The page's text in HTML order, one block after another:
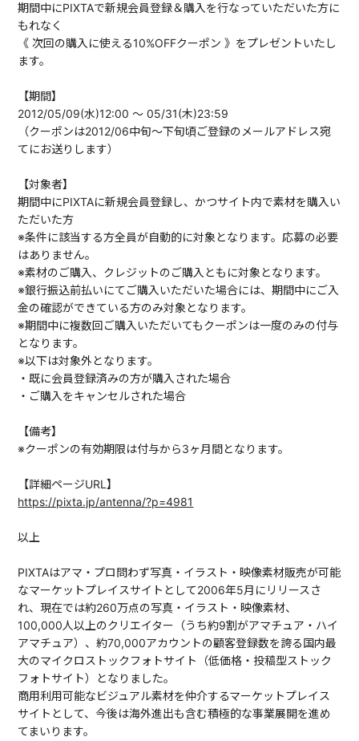
期間中にPIXTAで新規会員登録＆購入を行なっていただいた方に
もれなく
《 次回の購入に使える10%OFFクーポン 》をプレゼントいたし
ます。
【期間】
2012/05/09(水)12:00 ～ 05/31(木)23:59
（クーポンは2012/06中旬～下旬頃ご登録のメールアドレス宛
てにお送りします）
【対象者】
期間中にPIXTAに新規会員登録し、かつサイト内で素材を購入い
ただいた方
※条件に該当する方全員が自動的に対象となります。応募の必要
はありません。
※素材のご購入、クレジットのご購入ともに対象となります。
※銀行振込前払いにてご購入いただいた場合には、期間中にご入
金の確認ができている方のみ対象となります。
※期間中に複数回ご購入いただいてもクーポンは一度のみの付与
となります。
※以下は対象外となります。
・既に会員登録済みの方が購入された場合
・ご購入をキャンセルされた場合
【備考】
※クーポンの有効期限は付与から3ヶ月間となります。
【詳細ページURL】
https://pixta.jp/antenna/?p=4981
以上
PIXTAはアマ・プロ問わず写真・イラスト・映像素材販売が可能
なマーケットプレイスサイトとして2006年5月にリリースさ
れ、現在では約260万点の写真・イラスト・映像素材、
100,000人以上のクリエイター（うち約9割がアマチュア・ハイ
アマチュア）、約70,000アカウントの顧客登録数を誇る国内最
大のマイクロストックフォトサイト（低価格・投稿型ストック
フォトサイト）となりました。
商用利用可能なビジュアル素材を仲介するマーケットプレイス
サイトとして、今後は海外進出も含む積極的な事業展開を進め
てまいります。